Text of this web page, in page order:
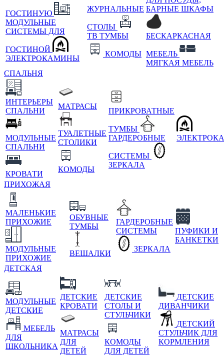
ГОСТИНУЮ
МОДУЛЬНЫЕ
СИСТЕМЫ ДЛЯ
ГОСТИНОЙ
ЭЛЕКТРОКАМИНЫ
ЖУРНАЛЬНЫЕ
СТОЛЫ
ТВ ТУМБЫ
КОМОДЫ
БАРНЫЕ ШКАФЫ
БЕСКАРКАСНАЯ
МЕБЕЛЬ
МЯГКАЯ МЕБЕЛЬ
СПАЛЬНЯ
ИНТЕРЬЕРЫ
СПАЛЬНИ
МОДУЛЬНЫЕ
СПАЛЬНИ
КРОВАТИ
МАТРАСЫ
ТУАЛЕТНЫЕ
СТОЛИКИ
КОМОДЫ
ПРИКРОВАТНЫЕ
ТУМБЫ
ГАРДЕРОБНЫЕ
СИСТЕМЫ
ЗЕРКАЛА
ПРИХОЖАЯ
МАЛЕНЬКИЕ
ПРИХОЖИЕ
МОДУЛЬНЫЕ
ПРИХОЖИЕ
ОБУВНЫЕ
ТУМБЫ
ВЕШАЛКИ
ГАРДЕРОБНЫЕ
СИСТЕМЫ
ЗЕРКАЛА
ПУФИКИ И
БАНКЕТКИ
ДЕТСКАЯ
МОДУЛЬНЫЕ
ДЕТСКИЕ
МЕБЕЛЬ
ДЛЯ
ШКОЛЬНИКА
ДЕТСКИЕ
КРОВАТИ
МАТРАСЫ
ДЛЯ
ДЕТЕЙ
ДЕТСКИЕ
СТОЛЫ И
СТУЛЬЧИКИ
КОМОДЫ
ДЛЯ ДЕТЕЙ
ДЕТСКИЕ
ДИВАНЧИКИ
ДЕТСКИЙ
СТУЛЬЧИК ДЛЯ
КОРМЛЕНИЯ